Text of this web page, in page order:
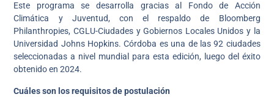
Este programa se desarrolla gracias al Fondo de Acción
Climática y Juventud, con el respaldo de Bloomberg
Philanthropies, CGLU-Ciudades y Gobiernos Locales Unidos y la
Universidad Johns Hopkins. Córdoba es una de las 92 ciudades
seleccionadas a nivel mundial para esta edición, luego del éxito
obtenido en 2024.
Cuáles son los requisitos de postulación